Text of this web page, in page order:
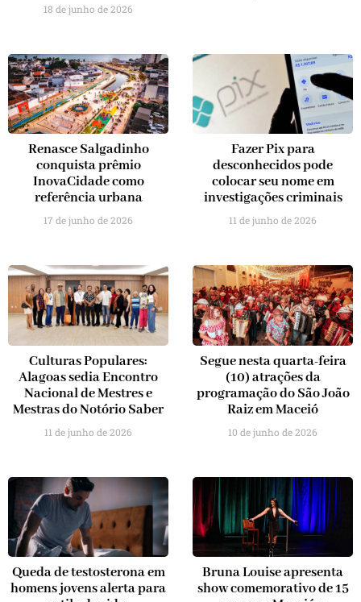
18 de junho de 2026
Renasce Salgadinho
conquista prêmio
InovaCidade como
referência urbana
17 de junho de 2026
Fazer Pix para
desconhecidos pode
colocar seu nome em
investigações criminais
11 de junho de 2026
Culturas Populares:
Alagoas sedia Encontro
Nacional de Mestres e
Mestras do Notório Saber
11 de junho de 2026
Segue nesta quarta-feira
(10) atrações da
programação do São João
Raiz em Maceió
10 de junho de 2026
Queda de testosterona em
homens jovens alerta para
Bruna Louise apresenta
show comemorativo de 15